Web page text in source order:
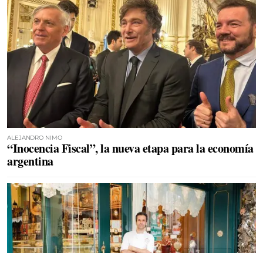
ALEJANDRO NIMO
“Inocencia Fiscal”, la nueva etapa para la economía
argentina